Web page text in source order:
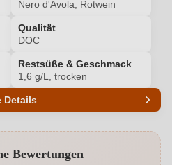
Nero d'Avola, Rotwein
Qualität
DOC
Restsüße & Geschmack
1,6 g/L, trocken
Details
13 %
Bewertungen